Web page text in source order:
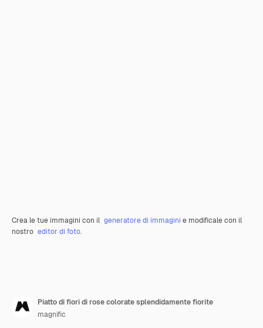
Crea le tue immagini con il generatore di immagini e modificale con il
nostro editor di foto.
Piatto di fiori di rose colorate splendidamente fiorite
magnific